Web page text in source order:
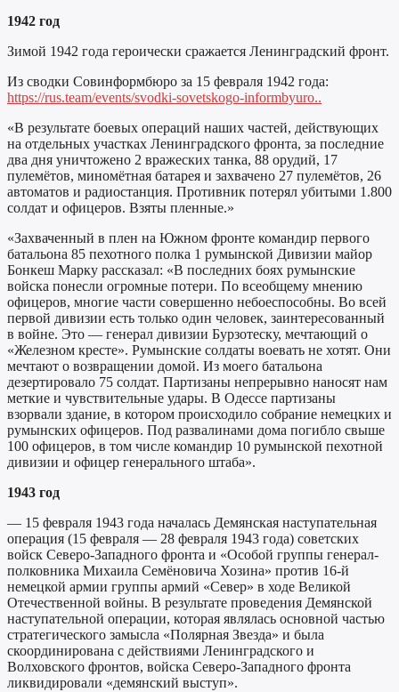
1942 год
Зимой 1942 года героически сражается Ленинградский фронт.
Из сводки Совинформбюро за 15 февраля 1942 года:
https://rus.team/events/svodki-sovetskogo-informbyuro..
«В результате боевых операций наших частей, действующих
на отдельных участках Ленинградского фронта, за последние
два дня уничтожено 2 вражеских танка, 88 орудий, 17
пулемётов, миномётная батарея и захвачено 27 пулемётов, 26
автоматов и радиостанция. Противник потерял убитыми 1.800
солдат и офицеров. Взяты пленные.»
«Захваченный в плен на Южном фронте командир первого
батальона 85 пехотного полка 1 румынской Дивизии майор
Бонкеш Марку рассказал: «В последних боях румынские
войска понесли огромные потери. По всеобщему мнению
офицеров, многие части совершенно небоеспособны. Во всей
первой дивизии есть только один человек, заинтересованный
в войне. Это — генерал дивизии Бурзотеску, мечтающий о
«Железном кресте». Румынские солдаты воевать не хотят. Они
мечтают о возвращении домой. Из моего батальона
дезертировало 75 солдат. Партизаны непрерывно наносят нам
меткие и чувствительные удары. В Одессе партизаны
взорвали здание, в котором происходило собрание немецких и
румынских офицеров. Под развалинами дома погибло свыше
100 офицеров, в том числе командир 10 румынской пехотной
дивизии и офицер генерального штаба».
1943 год
— 15 февраля 1943 года началась Демянская наступательная
операция (15 февраля — 28 февраля 1943 года) советских
войск Северо-Западного фронта и «Особой группы генерал-
полковника Михаила Семёновича Хозина» против 16-й
немецкой армии группы армий «Север» в ходе Великой
Отечественной войны. В результате проведения Демянской
наступательной операции, которая являлась основной частью
стратегического замысла «Полярная Звезда» и была
скоординирована с действиями Ленинградского и
Волховского фронтов, войска Северо-Западного фронта
ликвидировали «демянский выступ».